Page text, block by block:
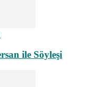
ile Söyleşi